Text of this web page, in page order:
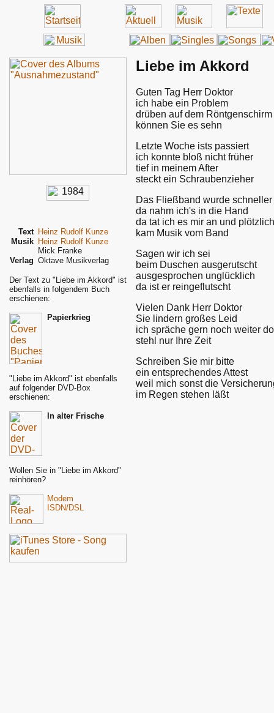
Text Heinz Rudolf Kunze
Musik Heinz Rudolf Kunze
Mick Franke
Verlag Oktave Musikverlag
Der Text zu "Liebe im Akkord" ist
ebenfalls in folgendem Buch
erschienen:
Papierkrieg
"Liebe im Akkord" ist ebenfalls
auf folgender DVD-Box
erschienen:
In alter Frische
Wollen Sie in "Liebe im Akkord"
reinhören?
Modem
ISDN/DSL
Liebe im Akkord
Guten Tag Herr Doktor
ich habe ein Problem
drüben auf dem Röntgenschirm
können Sie es sehn
Letzte Woche ists passiert
ich konnte bloß nicht früher
tief in meinem After
steckt ein Schraubenzieher
Das Fließband wurde schneller
da nahm ich's in die Hand
da tat ich es mir an und plötzlich
kam Musik vom Band
Sagen wir ich sei
beim Duschen ausgerutscht
ausgesprochen unglücklich
da ist er reingeflutscht
Vielen Dank Herr Doktor
Sie lindern großes Leid
ich spräche gern noch weiter
stehl nur Ihre Zeit
Schreiben Sie mir bitte
ein entsprechendes Attest
weil mich sonst die
im Regen stehen läßt